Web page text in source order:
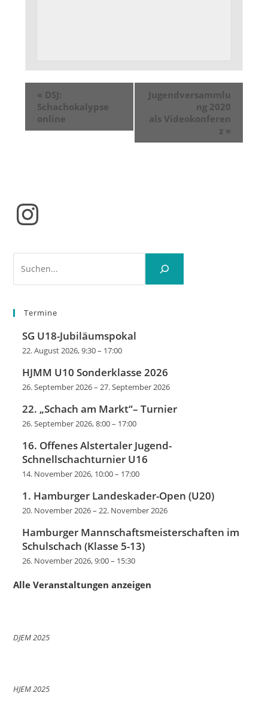
« DSJ:
Schachokalypse
online
Jugendversammlu
ng 2020
als Videokonferen
z »
Instagram
Termine
SG U18-Jubiläumspokal
22. August 2026, 9:30– 17:00
HJMM U10 Sonderklasse 2026
26. September 2026–27. September 2026
22. „Schach am Markt“– Turnier
26. September 2026, 8:00– 17:00
16. Offenes Alstertaler Jugend-
Schnellschachturnier U16
14. November 2026, 10:00– 17:00
1. Hamburger Landeskader-Open (U20)
20. November 2026–22. November 2026
Hamburger Mannschaftsmeisterschaften im
Schulschach (Klasse 5-13)
26. November 2026, 9:00– 15:30
Alle Veranstaltungen anzeigen
DJEM 2025
HJEM 2025